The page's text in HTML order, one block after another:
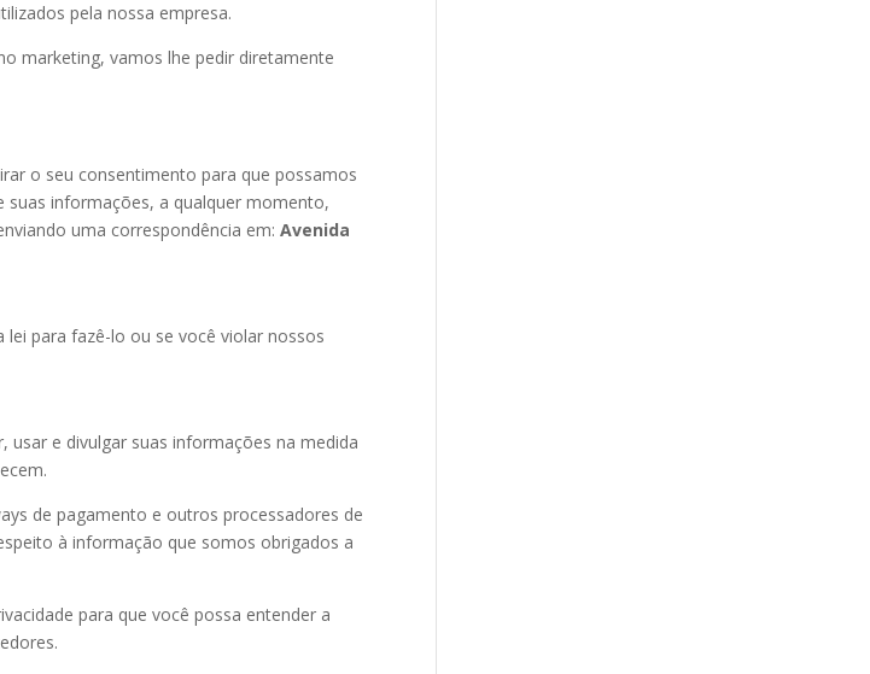
pela nossa empresa.
marketing, vamos lhe pedir diretamente
o seu consentimento para que possamos
informações, a qualquer momento,
uma correspondência em:Avenida
para fazê-lo ou se você violar nossos
e divulgar suas informações na medida
de pagamento e outros processadores de
à informação que somos obrigados a
para que você possa entender a